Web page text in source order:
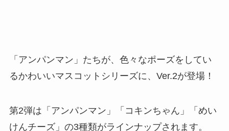
「アンパンマン」たちが、色々なポーズをしてい
るかわいいマスコットシリーズに、Ver.2が登場！
第2弾は「アンパンマン」「コキンちゃん」「めい
けんチーズ」の3種類がラインナップされます。